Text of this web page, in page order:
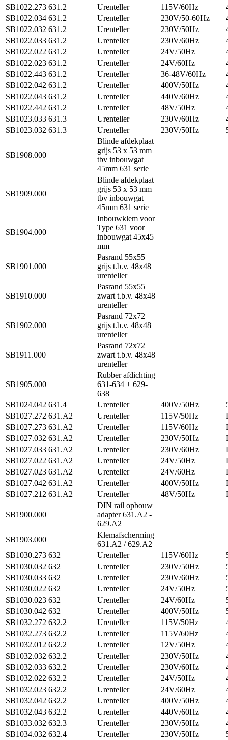
SB1022.273 631.2 Urenteller 115V/60Hz
SB1022.034 631.2 Urenteller 230V/50-60Hz
SB1022.032 631.2 Urenteller 230V/50Hz
SB1022.033 631.2 Urenteller 230V/60Hz
SB1022.022 631.2 Urenteller 24V/50Hz
SB1022.023 631.2 Urenteller 24V/60Hz
SB1022.443 631.2 Urenteller 36-48V/60Hz
SB1022.042 631.2 Urenteller 400V/50Hz
SB1022.043 631.2 Urenteller 440V/60Hz
SB1022.442 631.2 Urenteller 48V/50Hz
SB1023.033 631.3 Urenteller 230V/60Hz
SB1023.032 631.3 Urenteller 230V/50Hz
SB1908.000
Blinde afdekplaat
grijs 53 x 53 mm
tbv inbouwgat
45mm 631 serie
SB1909.000
Blinde afdekplaat
grijs 53 x 53 mm
tbv inbouwgat
45mm 631 serie
SB1904.000
Inbouwklem voor
Type 631 voor
inbouwgat 45x45
mm
SB1901.000
Pasrand 55x55
grijs t.b.v. 48x48
urenteller
SB1910.000
Pasrand 55x55
zwart t.b.v. 48x48
urenteller
SB1902.000
Pasrand 72x72
grijs t.b.v. 48x48
urenteller
SB1911.000
Pasrand 72x72
zwart t.b.v. 48x48
urenteller
SB1905.000
Rubber afdichting
631-634 + 629-
638
SB1024.042 631.4 Urenteller 400V/50Hz
SB1027.272 631.A2 Urenteller 115V/50Hz
SB1027.273 631.A2 Urenteller 115V/60Hz
SB1027.032 631.A2 Urenteller 230V/50Hz
SB1027.033 631.A2 Urenteller 230V/60Hz
SB1027.022 631.A2 Urenteller 24V/50Hz
SB1027.023 631.A2 Urenteller 24V/60Hz
SB1027.042 631.A2 Urenteller 400V/50Hz
SB1027.212 631.A2 Urenteller 48V/50Hz
SB1900.000
DIN rail opbouw
adapter 631.A2 -
629.A2
SB1903.000
Klemafscherming
631.A2 / 629.A2
SB1030.273 632 Urenteller 115V/60Hz
SB1030.032 632 Urenteller 230V/50Hz
SB1030.033 632 Urenteller 230V/60Hz
SB1030.022 632 Urenteller 24V/50Hz
SB1030.023 632 Urenteller 24V/60Hz
SB1030.042 632 Urenteller 400V/50Hz
SB1032.272 632.2 Urenteller 115V/50Hz
SB1032.273 632.2 Urenteller 115V/60Hz
SB1032.012 632.2 Urenteller 12V/50Hz
SB1032.032 632.2 Urenteller 230V/50Hz
SB1032.033 632.2 Urenteller 230V/60Hz
SB1032.022 632.2 Urenteller 24V/50Hz
SB1032.023 632.2 Urenteller 24V/60Hz
SB1032.042 632.2 Urenteller 400V/50Hz
SB1032.043 632.2 Urenteller 440V/60Hz
SB1033.032 632.3 Urenteller 230V/50Hz
SB1034.032 632.4 Urenteller 230V/50Hz